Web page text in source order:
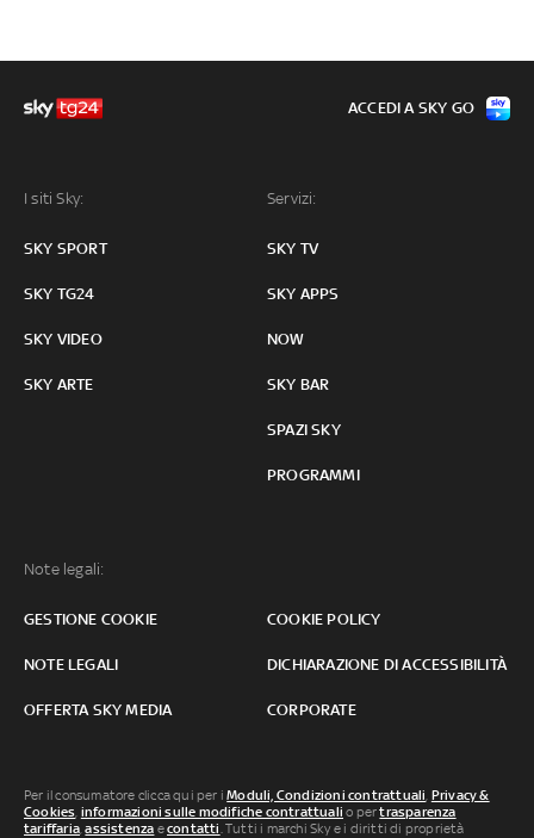
I siti Sky:
SKY SPORT
SKY TG24
SKY VIDEO
SKY ARTE
Servizi:
SKY TV
SKY APPS
NOW
SKY BAR
SPAZI SKY
PROGRAMMI
Note legali:
GESTIONE COOKIE COOKIE POLICY
NOTE LEGALI DICHIARAZIONE DI ACCESSIBILITÀ
OFFERTA SKY MEDIA CORPORATE
ACCEDI A SKY GO
Per il consumatore clicca qui per iModuli, Condizioni contrattuali, Privacy &
Cookies, informazioni sulle modifiche contrattuali o pertrasparenza
tariffaria,assistenza econtatti. Tutti i marchi Sky e i diritti di proprietà